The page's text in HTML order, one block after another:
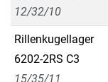
12/32/10
Rillenkugellager
6202-2RS C3
15/35/11